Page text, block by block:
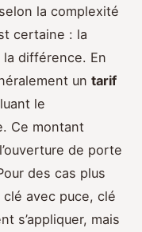
la complexité
certaine : la
différence. En
un tarif
le
Ce montant
de porte
des cas plus
avec puce, clé
s’appliquer, mais